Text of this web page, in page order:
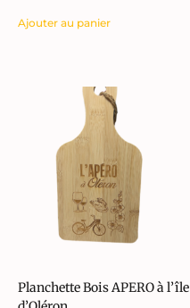
Ajouter au panier
Planchette Bois APERO à l’île